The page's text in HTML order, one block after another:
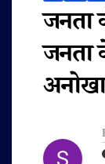
जनता